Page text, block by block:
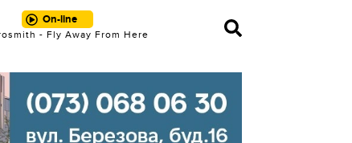
On-line
- Fly Away From Here